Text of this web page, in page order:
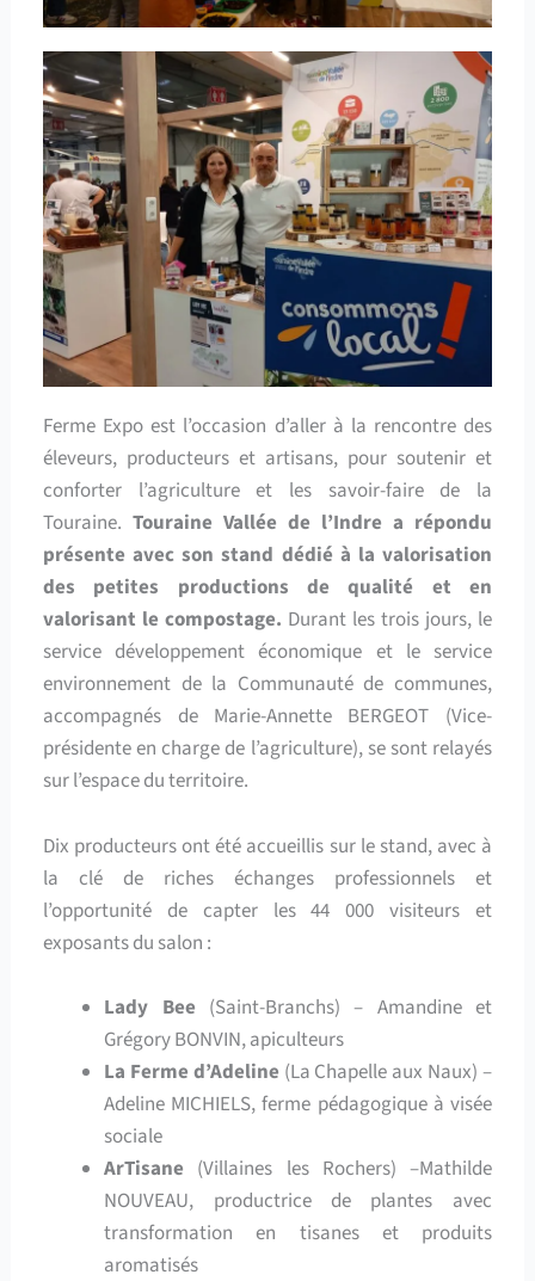
Ferme Expo est l’occasion d’aller à la rencontre des
éleveurs, producteurs et artisans, pour soutenir et
conforter l’agriculture et les savoir-faire de la
Touraine.Touraine Vallée de l’Indre a répondu
présente avec son stand dédié à la valorisation
des petites productions de qualité et en
valorisant le compostage. Durant les trois jours, le
service développement économique et le service
environnement de la Communauté de communes,
accompagnés de Marie-Annette BERGEOT (Vice-
présidente en charge de l’agriculture), se sont relayés
sur l’espace du territoire.
Dix producteurs ont été accueillis sur le stand, avec à
la clé de riches échanges professionnels et
l’opportunité de capter les 44 000 visiteurs et
exposants du salon :
Lady Bee (Saint-Branchs) – Amandine et
Grégory BONVIN, apiculteurs
La Ferme d’Adeline (La Chapelle aux Naux) –
Adeline MICHIELS, ferme pédagogique à visée
sociale
ArTisane (Villaines les Rochers) –Mathilde
NOUVEAU, productrice de plantes avec
transformation en tisanes et produits
aromatisés